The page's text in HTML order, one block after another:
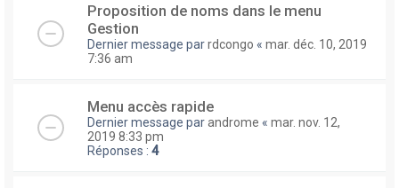
Proposition de noms dans le menu
Gestion
Dernier message parrdcongo « mar. déc. 10, 2019
7:36 am
Menu accès rapide
Dernier message parandrome « mar. nov. 12,
2019 8:33 pm
Réponses : 4